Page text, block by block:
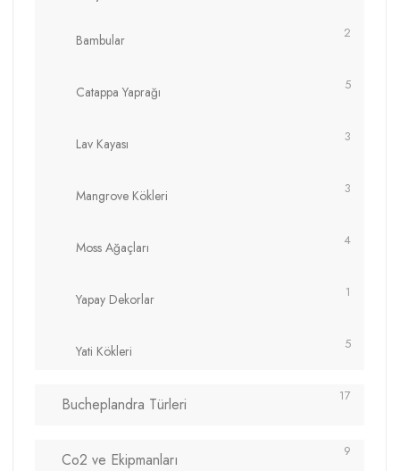
Bambular 2
Catappa Yaprağı 5
Lav Kayası 3
Mangrove Kökleri 3
Moss Ağaçları 4
Yapay Dekorlar 1
Yati Kökleri 5
Bucheplandra Türleri 17
Co2 ve Ekipmanları 9